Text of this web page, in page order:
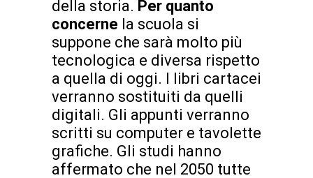
della storia. Per quanto
concerne la scuola si
suppone che sarà molto più
tecnologica e diversa rispetto
a quella di oggi. I libri cartacei
verranno sostituiti da quelli
digitali. Gli appunti verranno
scritti su computer e tavolette
grafiche. Gli studi hanno
affermato che nel 2050 tutte